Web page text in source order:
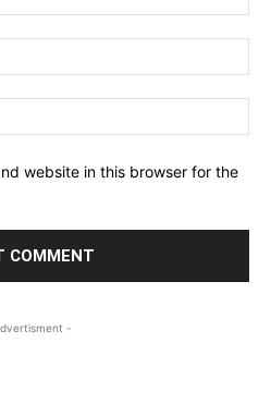
website in this browser for the
-